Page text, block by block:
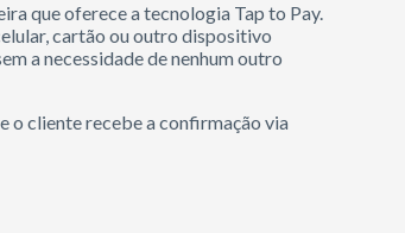
que oferece a tecnologia Tap to Pay.
cartão ou outro dispositivo
a necessidade de nenhum outro
o cliente recebe a confirmação via